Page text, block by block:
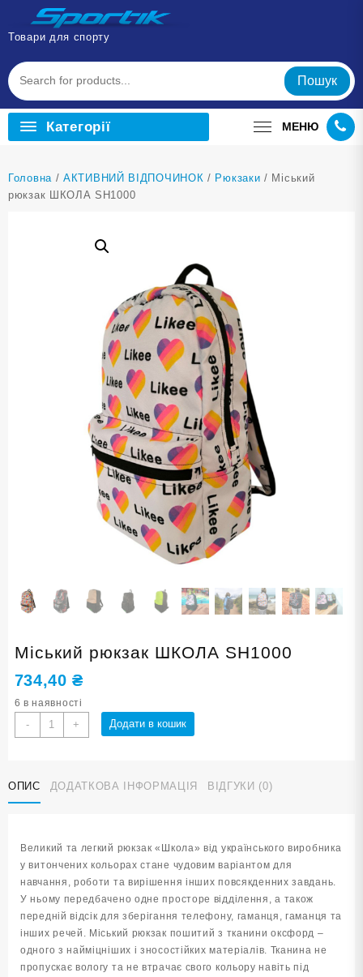
Перейти
вмісту
Товари для спорту
Пошук
Категорії МЕНЮ
Головна /АКТИВНИЙ ВІДПОЧИНОК / Рюкзаки / Міський
рюкзак ШКОЛА SH1000
Міський рюкзак ШКОЛА SH1000
734,40₴
6 в наявності
-
Міський
рюкзак
кількість
+ Додати в кошик
ОПИС ДОДАТКОВА ІНФОРМАЦІЯ ВІДГУКИ (0)
Великий та легкий рюкзак «Школа» від українського виробника
у витончених кольорах стане чудовим варіантом для
навчання, роботи та вирішення інших повсякденних завдань.
У ньому передбачено одне просторе відділення, а також
передній відсік для зберігання телефону, гаманця, гаманця та
інших речей. Міський рюкзак пошитий з тканини оксфорд –
одного з найміцніших і зносостійких матеріалів. Тканина не
пропускає вологу та не втрачає свого кольору навіть під